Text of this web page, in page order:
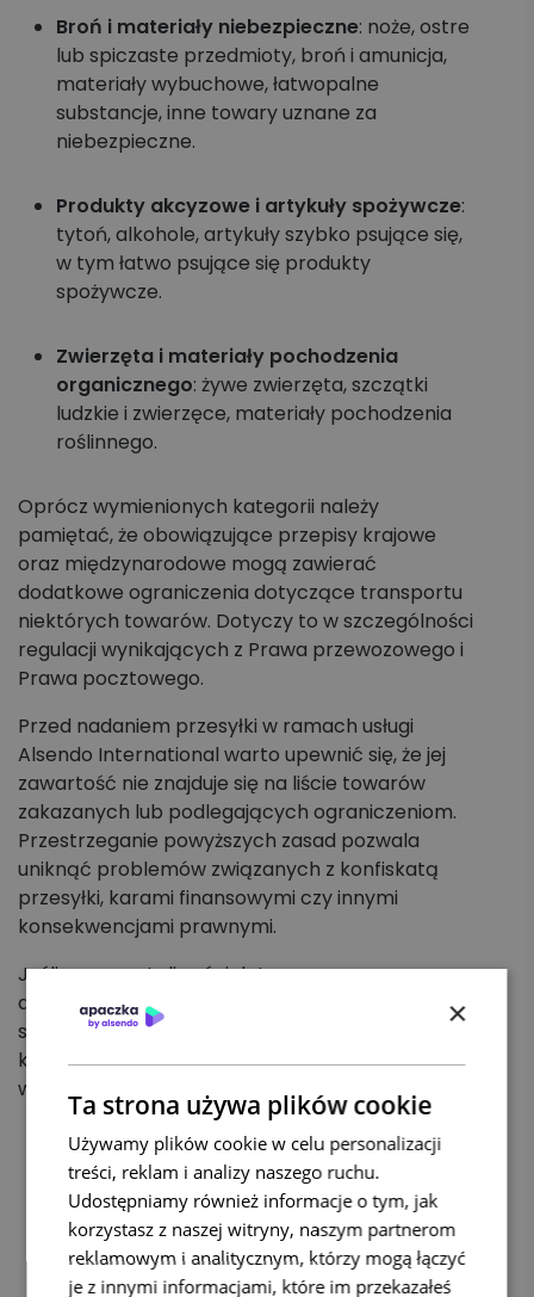
Broń i materiały niebezpieczne: noże, ostre
lub spiczaste przedmioty, broń i amunicja,
materiały wybuchowe, łatwopalne
substancje, inne towary uznane za
niebezpieczne.
Produkty akcyzowe i artykuły spożywcze:
tytoń, alkohole, artykuły szybko psujące się,
w tym łatwo psujące się produkty
spożywcze.
Zwierzęta i materiały pochodzenia
organicznego: żywe zwierzęta, szczątki
ludzkie i zwierzęce, materiały pochodzenia
roślinnego.
Oprócz wymienionych kategorii należy
pamiętać, że obowiązujące przepisy krajowe
oraz międzynarodowe mogą zawierać
dodatkowe ograniczenia dotyczące transportu
niektórych towarów. Dotyczy to w szczególności
regulacji wynikających z Prawa przewozowego i
Prawa pocztowego.
Przed nadaniem przesyłki w ramach usługi
Alsendo International warto upewnić się, że jej
zawartość nie znajduje się na liście towarów
zakazanych lub podlegających ograniczeniom.
Przestrzeganie powyższych zasad pozwala
uniknąć problemów związanych z konfiskatą
przesyłki, karami finansowymi czy innymi
konsekwencjami prawnymi.
Jeśli masz wątpliwości dotyczące
dopuszczalności wysyłki danego towaru,
skontaktuj się z naszym Biurem Obsługi Klienta,
które udzieli szczegółowych informacji i
wsparcia.
×
Ta strona używa plików cookie
Używamy plików cookie w celu personalizacji
treści, reklam i analizy naszego ruchu.
Udostępniamy również informacje o tym, jak
korzystasz z naszej witryny, naszym partnerom
reklamowym i analitycznym, którzy mogą łączyć
je z innymi informacjami, które im przekazałeś